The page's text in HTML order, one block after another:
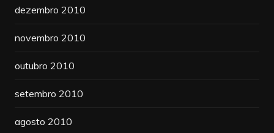
dezembro 2010
novembro 2010
outubro 2010
setembro 2010
agosto 2010